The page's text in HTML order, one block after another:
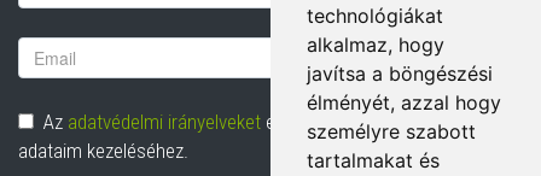
technológiákat
alkalmaz, hogy
javítsa a böngészési
élményét, azzal hogy
személyre szabott
tartalmakat és
Email
cím
Adatvédelem
Az adatvédelmi irányelveket elolvastam és hozzájárulok
adataim kezeléséhez.